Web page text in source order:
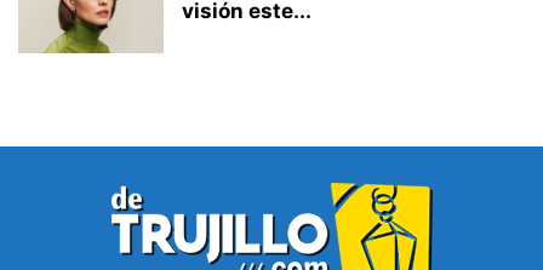
visión este...